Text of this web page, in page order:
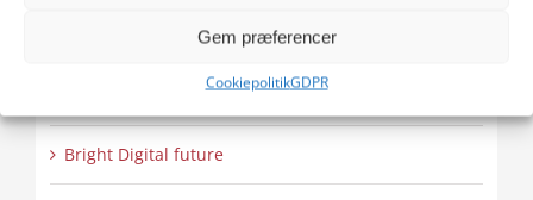
Gem præferencer
CookiepolitikGDPR
Bright Digital future